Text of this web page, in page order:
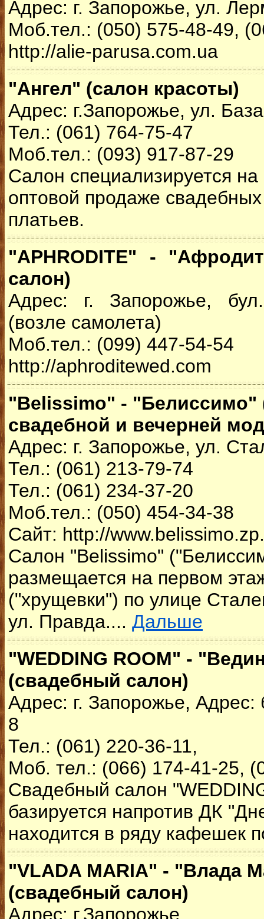
Адрес: г. Запорожье, ул.
Моб.тел.: (050) 575-48-49,
http://alie-parusa.com.ua
"Ангел" (салон красоты)
Адрес: г.Запорожье, ул.
Тел.: (061) 764-75-47
Моб.тел.: (093) 917-87-29
Салон специализируется на
оптовой продаже
платьев.
"APHRODITE" -
салон)
Адрес: г. Запорожье,
(возле самолета)
Моб.тел.: (099) 447-54-54
http://aphroditewed.com
"Belissimo" - "Белиссимо"
свадебной и вечерней
Адрес: г. Запорожье, ул.
Тел.: (061) 213-79-74
Тел.: (061) 234-37-20
Моб.тел.: (050) 454-34-38
Сайт: http://
Салон "Belissimo"
размещается на первом
("хрущевки") по улице
ул. Правда.... Дальше
"WEDDING ROOM" -
(свадебный салон)
Адрес: г. Запорожье, Адрес:
8
Тел.: (061) 220-36-11,
Моб. тел.: (066) 174-41-25,
Свадебный салон
базируется напротив ДК
находится в ряду кафешек
"VLADA MARIA" - "Влада
(свадебный салон)
Адрес: г.Запорожье